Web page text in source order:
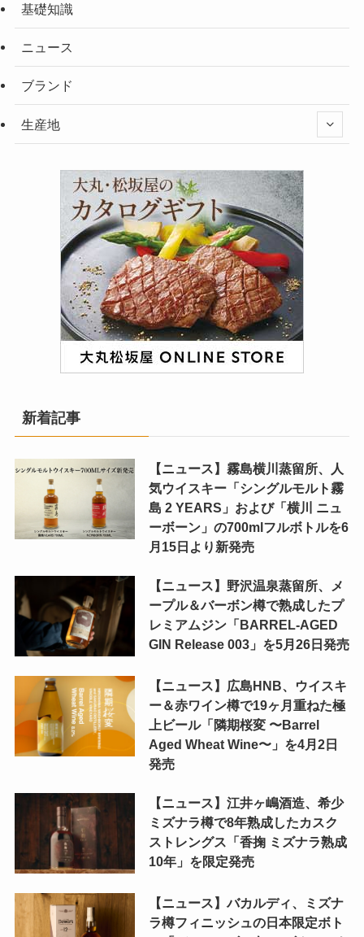
基礎知識
ニュース
ブランド
生産地
新着記事
【ニュース】霧島横川蒸留所、人
気ウイスキー「シングルモルト霧
島 2 YEARS」および「横川 ニュ
ーボーン」の700mlフルボトルを6
月15日より新発売
【ニュース】野沢温泉蒸留所、メ
ープル＆バーボン樽で熟成したプ
レミアムジン「BARREL-AGED
GIN Release 003」を5月26日発売
【ニュース】広島HNB、ウイスキ
ー＆赤ワイン樽で19ヶ月重ねた極
上ビール「隣期桜変 〜Barrel
Aged Wheat Wine〜」を4月2日
発売
【ニュース】江井ヶ嶋酒造、希少
ミズナラ樽で8年熟成したカスク
ストレングス「香掬 ミズナラ熟成
10年」を限定発売
【ニュース】バカルディ、ミズナ
ラ樽フィニッシュの日本限定ボト